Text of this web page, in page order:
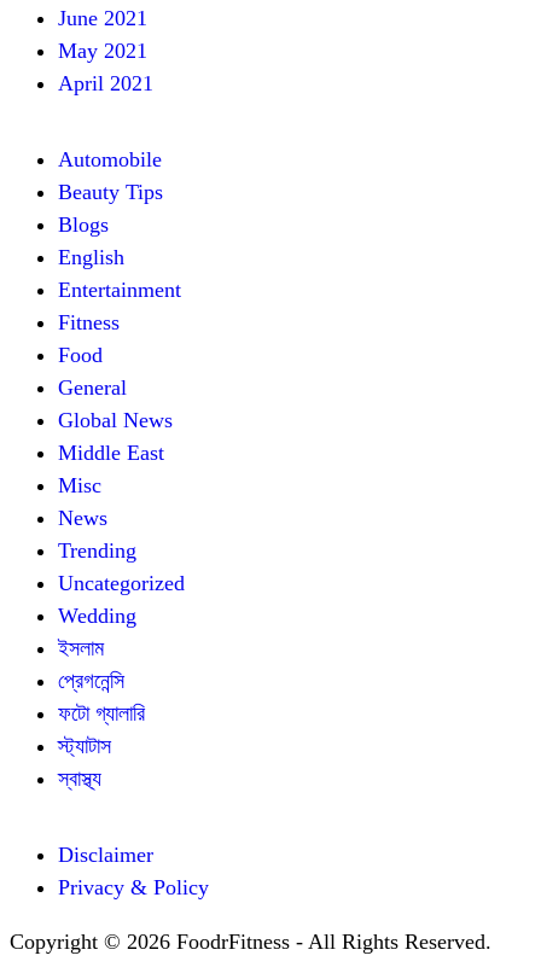
June 2021
May 2021
April 2021
Automobile
Beauty Tips
Blogs
English
Entertainment
Fitness
Food
General
Global News
Middle East
Misc
News
Trending
Uncategorized
Wedding
ইসলাম
প্রেগনেন্সি
ফটো গ্যালারি
স্ট্যাটাস
স্বাস্থ্য
Disclaimer
Privacy & Policy
Copyright © 2026 FoodrFitness - All Rights Reserved.